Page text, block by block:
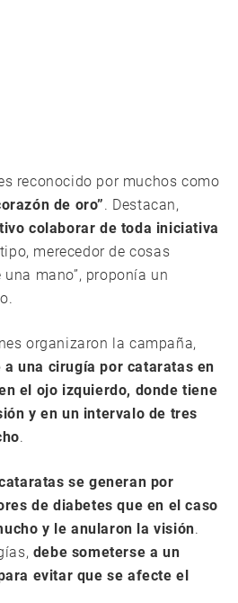
reconocido por muchos como
de oro”. Destacan,
colaborar de toda iniciativa
merecedor de cosas
mano”, proponía un
organizaron la campaña,
a una cirugía por cataratas en
el ojo izquierdo, donde tiene
y en un intervalo de tres
.
se generan por
de diabetes que en el caso
y le anularon la visión.
debe someterse a un
evitar que se afecte el